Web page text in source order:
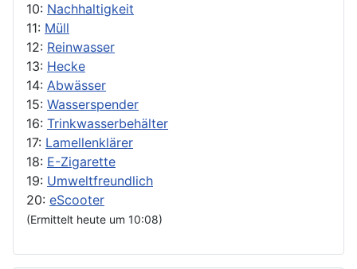
10: Nachhaltigkeit
11: Müll
12: Reinwasser
13: Hecke
14: Abwässer
15: Wasserspender
16: Trinkwasserbehälter
17: Lamellenklärer
18: E-Zigarette
19: Umweltfreundlich
20: eScooter
(Ermittelt heute um 10:08)